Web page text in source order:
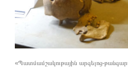
«Պատմամշակութային արգելոց-